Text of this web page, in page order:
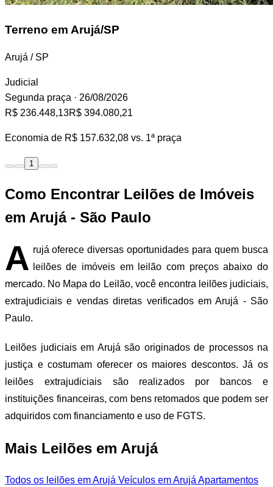
Terreno em Arujá/SP
Arujá / SP
Judicial
Segunda praça · 26/08/2026
R$ 236.448,13R$ 394.080,21
Economia de R$ 157.632,08 vs. 1ª praça
1
Como Encontrar Leilões de Imóveis
em Arujá - São Paulo
A rujá oferece diversas oportunidades para quem busca
leilões de imóveis em leilão com preços abaixo do
mercado. No Mapa do Leilão, você encontra leilões judiciais,
extrajudiciais e vendas diretas verificados em Arujá - São
Paulo.
Leilões judiciais em Arujá são originados de processos na
justiça e costumam oferecer os maiores descontos. Já os
leilões extrajudiciais são realizados por bancos e
instituições financeiras, com bens retomados que podem ser
adquiridos com financiamento e uso de FGTS.
Mais Leilões em Arujá
Todos os leilões em Arujá Veículos em Arujá Apartamentos